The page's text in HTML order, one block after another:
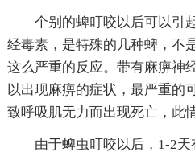
个别的蜱叮咬以后可以引
经毒素，是特殊的几种蜱，不
这么严重的反应。带有麻痹神
以出现麻痹的症状，最严重的
致呼吸肌无力而出现死亡，此
由于蜱虫叮咬以后，1-2天